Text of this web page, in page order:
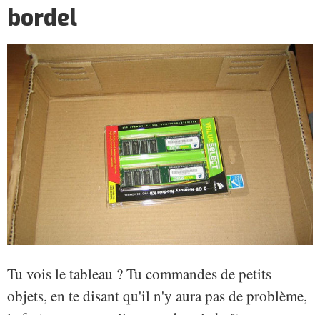
bordel
Tu vois le tableau ? Tu commandes de petits
objets, en te disant qu'il n'y aura pas de problème,